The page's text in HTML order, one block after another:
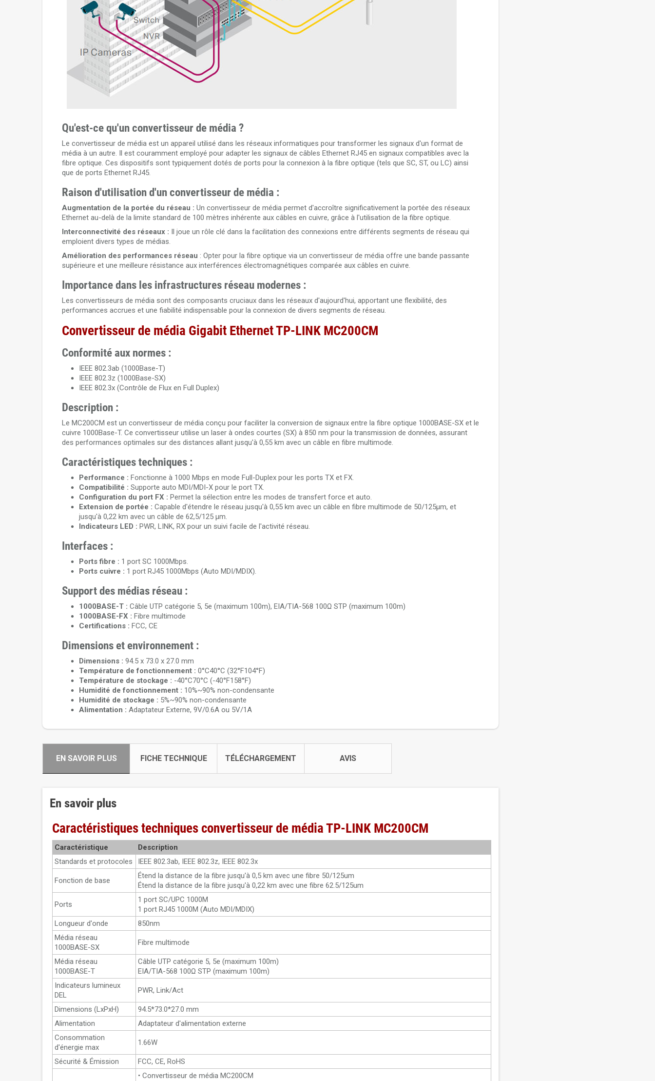
Qu'est-ce qu'un convertisseur de média ?
Le convertisseur de média est un appareil utilisé dans les réseaux informatiques pour transformer les signaux d'un format de
média à un autre. Il est couramment employé pour adapter les signaux de câbles Ethernet RJ45 en signaux compatibles avec la
fibre optique. Ces dispositifs sont typiquement dotés de ports pour la connexion à la fibre optique (tels que SC, ST, ou LC) ainsi
que de ports Ethernet RJ45.
Raison d'utilisation d'un convertisseur de média :
Augmentation de la portée du réseau : Un convertisseur de média permet d'accroître significativement la portée des réseaux
Ethernet au-delà de la limite standard de 100 mètres inhérente aux câbles en cuivre, grâce à l'utilisation de la fibre optique.
Interconnectivité des réseaux : Il joue un rôle clé dans la facilitation des connexions entre différents segments de réseau qui
emploient divers types de médias.
Amélioration des performances réseau : Opter pour la fibre optique via un convertisseur de média offre une bande passante
supérieure et une meilleure résistance aux interférences électromagnétiques comparée aux câbles en cuivre.
Importance dans les infrastructures réseau modernes :
Les convertisseurs de média sont des composants cruciaux dans les réseaux d'aujourd'hui, apportant une flexibilité, des
performances accrues et une fiabilité indispensable pour la connexion de divers segments de réseau.
Convertisseur de média Gigabit Ethernet TP-LINK MC200CM
Conformité aux normes :
IEEE 802.3ab (1000Base-T)
IEEE 802.3z (1000Base-SX)
IEEE 802.3x (Contrôle de Flux en Full Duplex)
Description :
Le MC200CM est un convertisseur de média conçu pour faciliter la conversion de signaux entre la fibre optique 1000BASE-SX et le
cuivre 1000Base-T. Ce convertisseur utilise un laser à ondes courtes (SX) à 850 nm pour la transmission de données, assurant
des performances optimales sur des distances allant jusqu'à 0,55 km avec un câble en fibre multimode.
Caractéristiques techniques :
Performance : Fonctionne à 1000 Mbps en mode Full-Duplex pour les ports TX et FX.
Compatibilité : Supporte auto MDI/MDI-X pour le port TX.
Configuration du port FX : Permet la sélection entre les modes de transfert force et auto.
Extension de portée : Capable d'étendre le réseau jusqu'à 0,55 km avec un câble en fibre multimode de 50/125μm, et
jusqu'à 0,22 km avec un câble de 62,5/125 μm.
Indicateurs LED : PWR, LINK, RX pour un suivi facile de l'activité réseau.
Interfaces :
Ports fibre : 1 port SC 1000Mbps.
Ports cuivre : 1 port RJ45 1000Mbps (Auto MDI/MDIX).
Support des médias réseau :
1000BASE-T : Câble UTP catégorie 5, 5e (maximum 100m), EIA/TIA-568 100Ω STP (maximum 100m)
1000BASE-FX : Fibre multimode
Certifications : FCC, CE
Dimensions et environnement :
Dimensions : 94.5 x 73.0 x 27.0 mm
Température de fonctionnement : 0°C40°C (32°F104°F)
Température de stockage : -40°C70°C (-40°F158°F)
Humidité de fonctionnement : 10%~90% non-condensante
Humidité de stockage : 5%~90% non-condensante
Alimentation : Adaptateur Externe, 9V/0.6A ou 5V/1A
EN SAVOIR PLUS FICHE TECHNIQUE TÉLÉCHARGEMENT AVIS
En savoir plus
Caractéristiques techniques convertisseur de média TP-LINK MC200CM
Caractéristique
Description
Standards et protocoles
IEEE 802.3ab, IEEE 802.3z, IEEE 802.3x
Fonction de base
Étend la distance de la fibre jusqu'à 0,5 km avec une fibre 50/125um
Étend la distance de la fibre jusqu'à 0,22 km avec une fibre 62.5/125um
Ports
1 port SC/UPC 1000M
1 port RJ45 1000M (Auto MDI/MDIX)
Longueur d'onde
850nm
Média réseau
1000BASE-SX
Fibre multimode
Média réseau
1000BASE-T
Câble UTP catégorie 5, 5e (maximum 100m)
EIA/TIA-568 100Ω STP (maximum 100m)
Indicateurs lumineux
DEL
PWR, Link/Act
Dimensions (LxPxH)
94.5*73.0*27.0 mm
Alimentation
Adaptateur d'alimentation externe
Consommation
d'énergie max
1.66W
Sécurité & Émission
FCC, CE, RoHS
• Convertisseur de média MC200CM